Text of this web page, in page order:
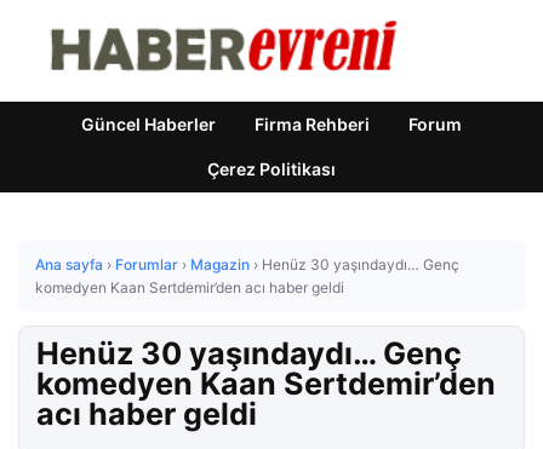
Güncel Haberler Firma Rehberi Forum
Çerez Politikası
Ana sayfa › Forumlar › Magazin › Henüz 30 yaşındaydı… Genç
komedyen Kaan Sertdemir’den acı haber geldi
Henüz 30 yaşındaydı… Genç
komedyen Kaan Sertdemir’den
acı haber geldi